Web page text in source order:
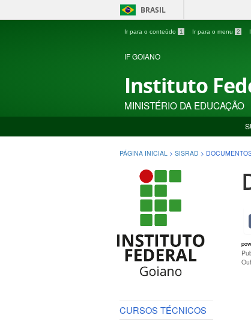
BRASIL
Ir para o conteúdo 1 Ir para o menu 2
IF GOIANO
Instituto
MINISTÉRIO DA EDUCAÇÃO
PÁGINA INICIAL > SISRAD >
CURSOS TÉCNICOS